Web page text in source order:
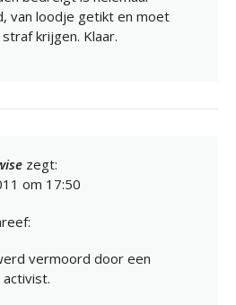
van loodje getikt en moet
krijgen. Klaar.
zegt:
om 17:50
vermoord door een
activist.